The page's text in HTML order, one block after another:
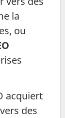
la
ou
acquiert
des